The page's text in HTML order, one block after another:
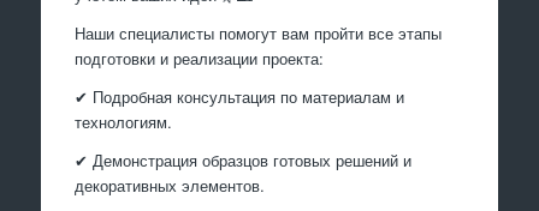
Наши специалисты помогут вам пройти все этапы
подготовки и реализации проекта:
✔ Подробная консультация по материалам и
технологиям.
✔ Демонстрация образцов готовых решений и
декоративных элементов.